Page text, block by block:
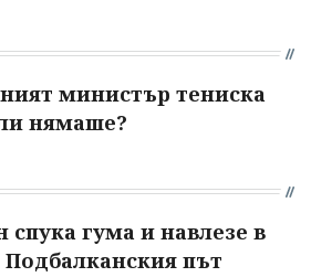
министър тениска
нямаше?
гума и навлезе в
път